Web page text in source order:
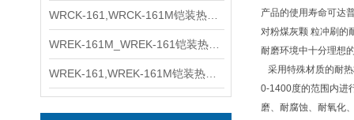
产品的使用寿命可达
对粉煤灰颗 粒冲刷的
耐磨环境中十分理想
采用特殊材质的耐
0-1400度的范围内进
磨、耐腐蚀、耐氧化